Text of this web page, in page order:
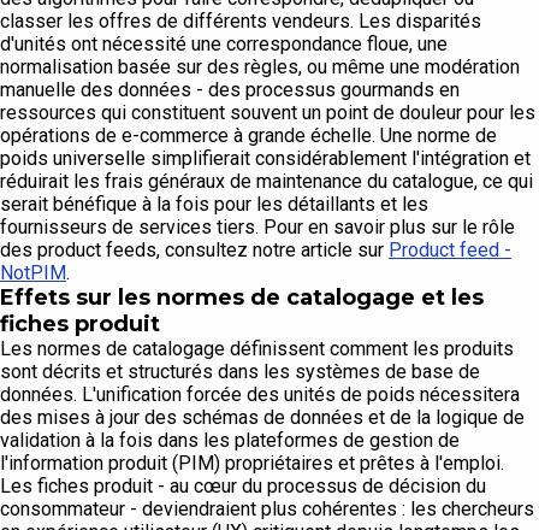
classer les offres de différents vendeurs. Les disparités
d'unités ont nécessité une correspondance floue, une
normalisation basée sur des règles, ou même une modération
manuelle des données - des processus gourmands en
ressources qui constituent souvent un point de douleur pour les
opérations de e-commerce à grande échelle. Une norme de
poids universelle simplifierait considérablement l'intégration et
réduirait les frais généraux de maintenance du catalogue, ce qui
serait bénéfique à la fois pour les détaillants et les
fournisseurs de services tiers. Pour en savoir plus sur le rôle
des product feeds, consultez notre article sur Product feed -
NotPIM.
Effets sur les normes de catalogage et les
fiches produit
Les normes de catalogage définissent comment les produits
sont décrits et structurés dans les systèmes de base de
données. L'unification forcée des unités de poids nécessitera
des mises à jour des schémas de données et de la logique de
validation à la fois dans les plateformes de gestion de
l'information produit (PIM) propriétaires et prêtes à l'emploi.
Les fiches produit - au cœur du processus de décision du
consommateur - deviendraient plus cohérentes : les chercheurs